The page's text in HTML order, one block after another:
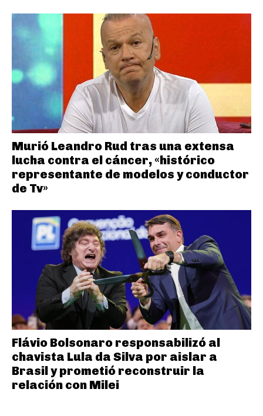
Murió Leandro Rud tras una extensa
lucha contra el cáncer, «histórico
representante de modelos y conductor
de Tv»
Flávio Bolsonaro responsabilizó al
chavista Lula da Silva por aislar a
Brasil y prometió reconstruir la
relación con Milei